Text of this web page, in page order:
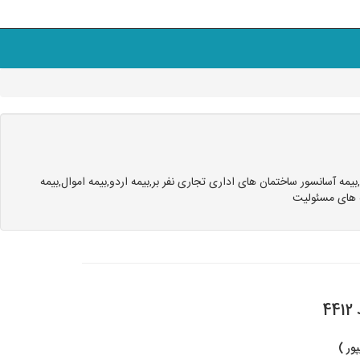
ساختمان های اداری تجاری نفر بر,بیمه اردو,بیمه اموال,بیمه
های مسئولیت
)